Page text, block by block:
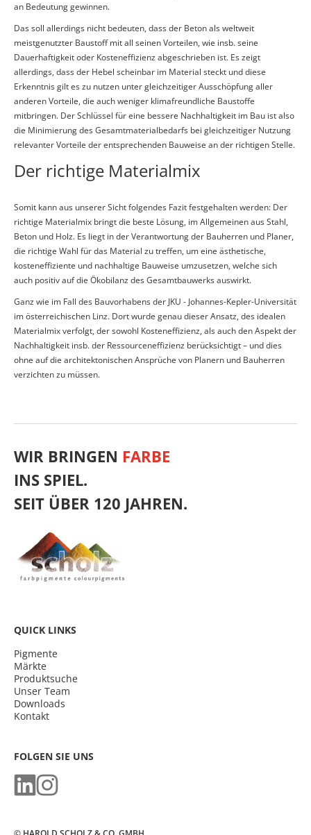
an Bedeutung gewinnen.
Das soll allerdings nicht bedeuten, dass der Beton als weltweit
meistgenutzter Baustoff mit all seinen Vorteilen, wie insb. seine
Dauerhaftigkeit oder Kosteneffizienz abgeschrieben ist. Es zeigt
allerdings, dass der Hebel scheinbar im Material steckt und diese
Erkenntnis gilt es zu nutzen unter gleichzeitiger Ausschöpfung aller
anderen Vorteile, die auch weniger klimafreundliche Baustoffe
mitbringen. Der Schlüssel für eine bessere Nachhaltigkeit im Bau ist also
die Minimierung des Gesamtmaterialbedarfs bei gleichzeitiger Nutzung
relevanter Vorteile der entsprechenden Bauweise an der richtigen Stelle.
Der richtige Materialmix
Somit kann aus unserer Sicht folgendes Fazit festgehalten werden: Der
richtige Materialmix bringt die beste Lösung, im Allgemeinen aus Stahl,
Beton und Holz. Es liegt in der Verantwortung der Bauherren und Planer,
die richtige Wahl für das Material zu treffen, um eine ästhetische,
kosteneffiziente und nachhaltige Bauweise umzusetzen, welche sich
auch positiv auf die Ökobilanz des Gesamtbauwerks auswirkt.
Ganz wie im Fall des Bauvorhabens der JKU - Johannes-Kepler-Universität
im österreichischen Linz. Dort wurde genau dieser Ansatz, des idealen
Materialmix verfolgt, der sowohl Kosteneffizienz, als auch den Aspekt der
Nachhaltigkeit insb. der Ressourceneffizienz berücksichtigt – und dies
ohne auf die architektonischen Ansprüche von Planern und Bauherren
verzichten zu müssen.
WIR BRINGEN FARBE
INS SPIEL.
SEIT ÜBER 120 JAHREN.
QUICK LINKS
Pigmente
Märkte
Produktsuche
Unser Team
Downloads
Kontakt
FOLGEN SIE UNS